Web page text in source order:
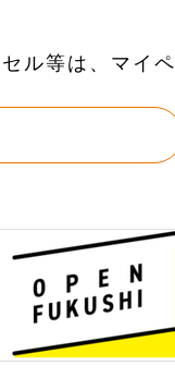
ル等は、マイペ